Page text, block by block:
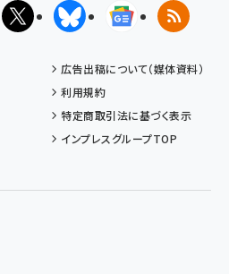
X(エックス)BlueskyGoogleニュ
RSS
広告出稿について（媒体資料）
利用規約
特定商取引法に基づく表示
インプレスグループTOP